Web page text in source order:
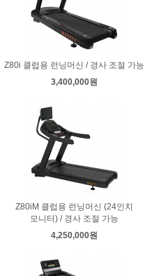
Z80i 클럽용 런닝머신 / 경사 조절 가능
3,400,000원
Z80iM 클럽용 런닝머신 (24인치
모니터) / 경사 조절 가능
4,250,000원